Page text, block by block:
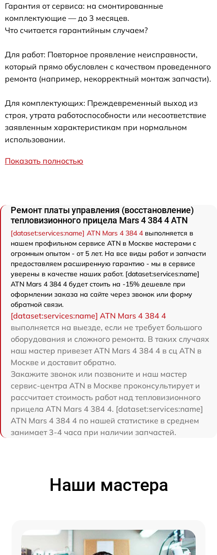
Гарантия от сервиса: на смонтированные
комплектующие — до 3 месяцев.
Что считается гарантийным случаем?
Для работ: Повторное проявление неисправности,
который прямо обусловлен с качеством проведенного
ремонта (например, некорректный монтаж запчасти).
Для комплектующих: Преждевременный выход из
строя, утрата работоспособности или несоответствие
заявленным характеристикам при нормальном
использовании.
Показать полностью
Ремонт платы управления (восстановление)
тепловизионного прицела Mars 4 384 4 ATN
[dataset:services:name] ATN Mars 4 384 4 выполняется в
нашем профильном сервисе ATN в Москве мастерами с
огромным опытом - от 5 лет. На все виды работ и запчасти
предоставляем расширенную гарантию - мы в сервисе
уверены в качестве наших работ. [dataset:services:name]
ATN Mars 4 384 4 будет стоить на -15% дешевле при
оформлении заказа на сайте через звонок или форму
обратной связи.
[dataset:services:name] ATN Mars 4 384 4
выполняется на выезде, если не требует большого
оборудования и сложного ремонта. В таких случаях
наш мастер привезет ATN Mars 4 384 4 в сц ATN в
Москве и доставит обратно.
Закажите звонок или позвоните и наш мастер
сервис-центра ATN в Москве проконсультирует и
рассчитает стоимость работ над тепловизионного
прицела ATN Mars 4 384 4. [dataset:services:name]
ATN Mars 4 384 4 по нашей статистике в среднем
занимает 3-4 часа при наличии запчастей.
Наши мастера